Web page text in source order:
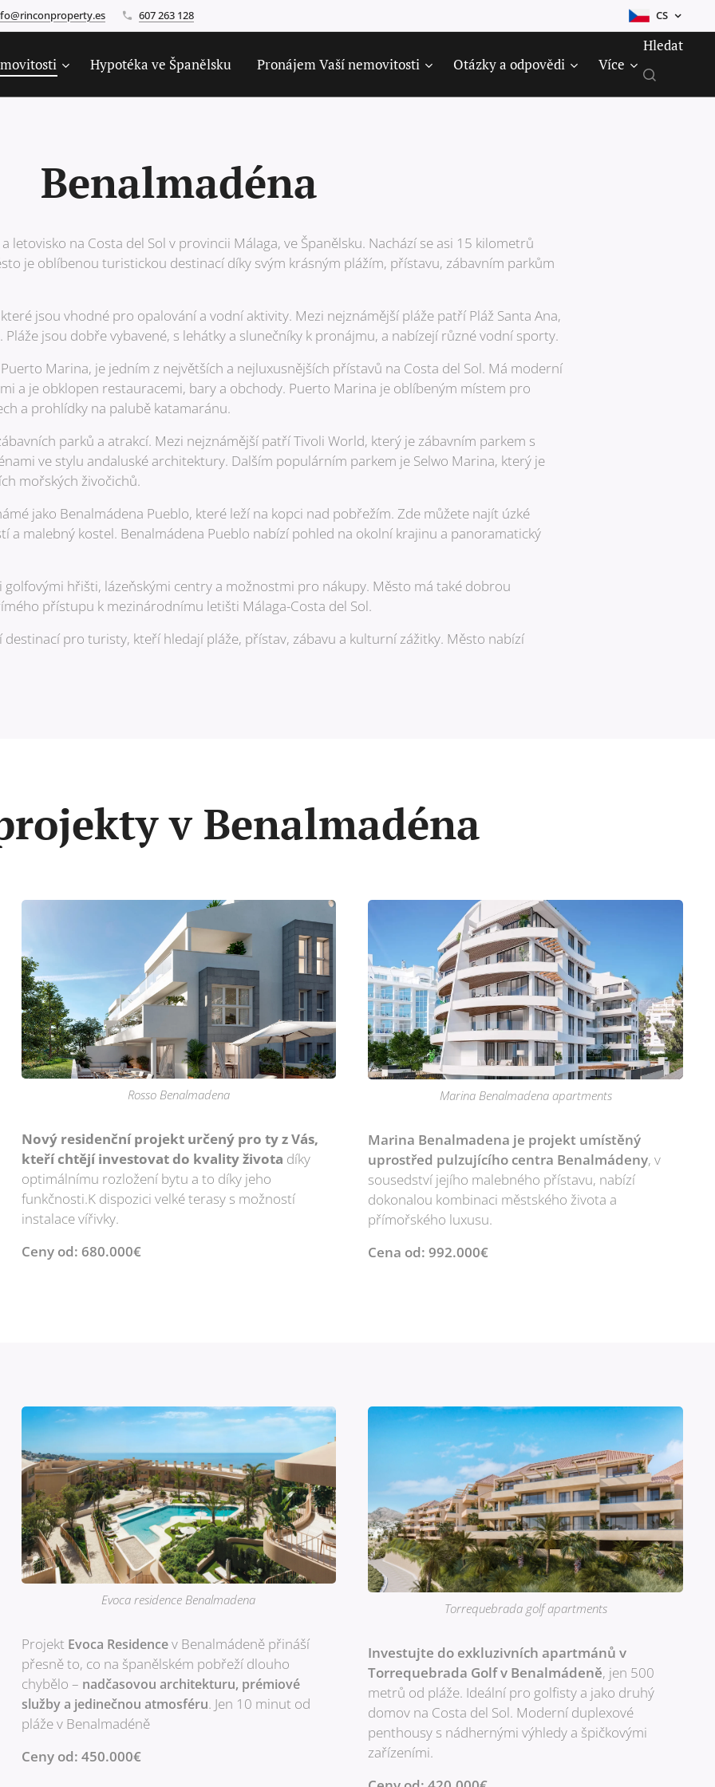
607 263 128 CS
Hypotéka ve Španělsku Pronájem Vaší nemovitosti Otázky a odpovědi Více
Hledat
Benalmadéna
letovisko na Costa del Sol v provincii Málaga, ve Španělsku. Nachází se asi 15 kilometrů
je oblíbenou turistickou destinací díky svým krásným plážím, přístavu, zábavním parkům
jsou vhodné pro opalování a vodní aktivity. Mezi nejznámější pláže patří Pláž Santa Ana,
Pláže jsou dobře vybavené, s lehátky a slunečníky k pronájmu, a nabízejí různé vodní sporty.
Marina, je jedním z největších a nejluxusnějších přístavů na Costa del Sol. Má moderní
a je obklopen restauracemi, bary a obchody. Puerto Marina je oblíbeným místem pro
a prohlídky na palubě katamaránu.
parků a atrakcí. Mezi nejznámější patří Tivoli World, který je zábavním parkem s
ve stylu andaluské architektury. Dalším populárním parkem je Selwo Marina, který je
mořských živočichů.
jako Benalmádena Pueblo, které leží na kopci nad pobřežím. Zde můžete najít úzké
a malebný kostel. Benalmádena Pueblo nabízí pohled na okolní krajinu a panoramatický
golfovými hřišti, lázeňskými centry a možnostmi pro nákupy. Město má také dobrou
přístupu k mezinárodnímu letišti Málaga-Costa del Sol.
pro turisty, kteří hledají pláže, přístav, zábavu a kulturní zážitky. Město nabízí
v Benalmadéna
Rosso Benalmadena
Nový residenční projekt určený pro ty z Vás,
kteří chtějí investovat do kvality života díky
optimálnímu rozložení bytu a to díky jeho
funkčnosti.K dispozici velké terasy s možností
instalace vířivky.
Ceny od: 680.000€
Marina Benalmadena apartments
Marina Benalmadena je projekt umístěný
uprostřed pulzujícího centra Benalmádeny, v
sousedství jejího malebného přístavu, nabízí
dokonalou kombinaci městského života a
přímořského luxusu.
Cena od: 992.000€
Evoca residence Benalmadena
Projekt Evoca Residencev Benalmádeně přináší
přesně to, co na španělském pobřeží dlouho
chybělo – nadčasovou architekturu, prémiové
služby a jedinečnou atmosféru. Jen 10 minut od
pláže v Benalmadéně
Ceny od: 450.000€
Torrequebrada golf apartments
Investujte do exkluzivních apartmánů v
Torrequebrada Golf v Benalmádeně, jen 500
metrů od pláže. Ideální pro golfisty a jako druhý
domov na Costa del Sol. Moderní duplexové
penthousy s nádhernými výhledy a špičkovými
zařízeními.